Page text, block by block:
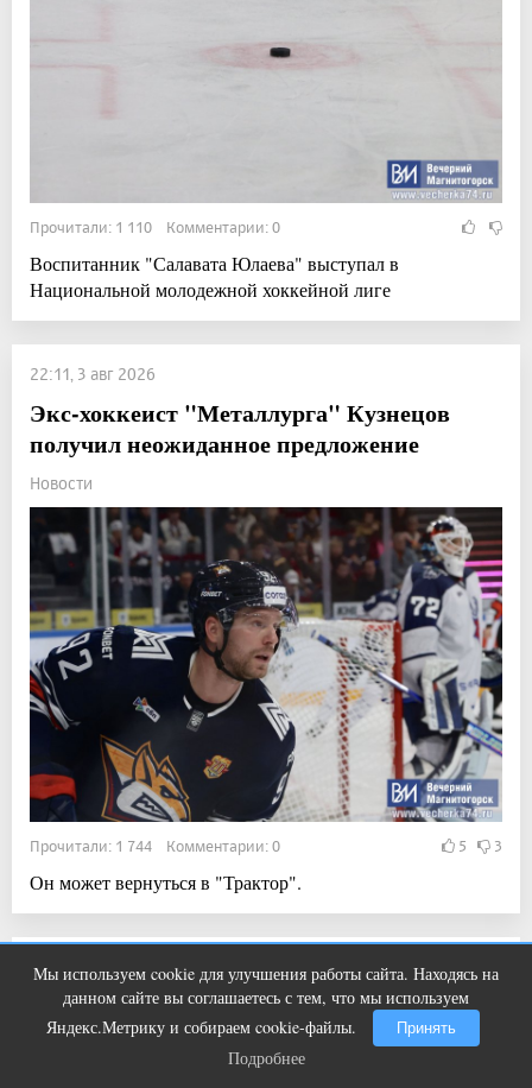
Прочитали: 1 110 Комментарии: 0
Воспитанник "Салавата Юлаева" выступал в
Национальной молодежной хоккейной лиге
22:11, 3 авг 2026
Экс-хоккеист "Металлурга" Кузнецов
получил неожиданное предложение
Новости
Прочитали: 1 744 Комментарии: 0 5 3
Он может вернуться в "Трактор".
15:20, 3 авг 2026
В сквере Магнитогорска идёт масштабный
ремонт
Мы используем cookie для улучшения работы сайта. Находясь на
данном сайте вы соглашаетесь с тем, что мы используем
Яндекс.Метрику и собираем cookie-файлы.
Принять
Подробнее
Этот танец невесты оставит вас без
слов! Пересмотрела 10 раз
Подробнее